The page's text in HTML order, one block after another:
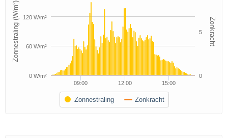
Zonkracht
Zonnestraling (W/m²)
Zonnestraling Zonkracht
12:00
09:00 15:00
0
5
0 W/m²
60 W/m²
120 W/m²